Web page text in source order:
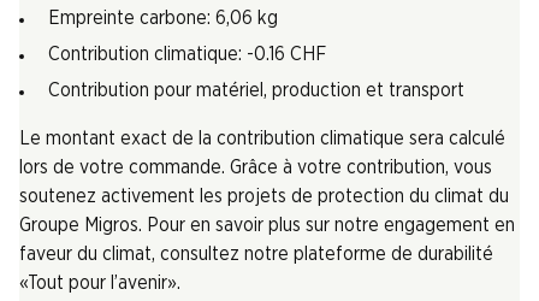
Empreinte carbone: 6,06 kg
Contribution climatique: -0.16 CHF
Contribution pour matériel, production et transport
Le montant exact de la contribution climatique sera calculé
lors de votre commande. Grâce à votre contribution, vous
soutenez activement les projets de protection du climat du
Groupe Migros. Pour en savoir plus sur notre engagement en
faveur du climat, consultez notre plateforme de durabilité
«Tout pour l’avenir».